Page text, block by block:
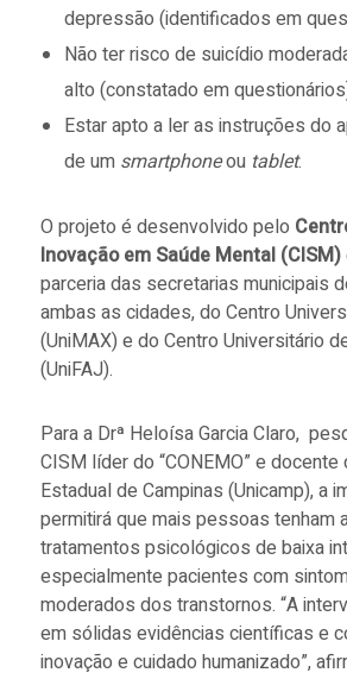
depressão (identificados em
Não ter risco de suicídio
alto (constatado em
Estar apto a ler as instruções do
de um smartphoneou tablet.
O projeto é desenvolvido pelo
Inovação em Saúde Mental (CISM)
parceria das secretarias municipais
ambas as cidades, do Centro
(UniMAX) e do Centro Universitário
(UniFAJ).
Para a Drª Heloísa Garcia Claro,
CISM líder do “CONEMO” e
Estadual de Campinas (Unicamp), a
permitirá que mais pessoas tenham
tratamentos psicológicos de baixa
especialmente pacientes com
moderados dos transtornos. “A
em sólidas evidências científicas e
inovação e cuidado humanizado”,